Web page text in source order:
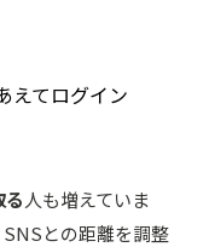
えてログイン
人も増えていま
との距離を調整